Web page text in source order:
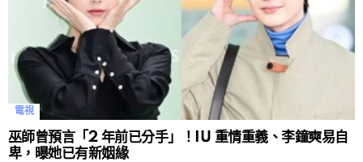
電視
巫師曾預言「2 年前已分手」！IU 重情重義、李鐘奭易自
卑，曝她已有新姻緣